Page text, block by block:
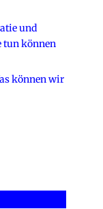
und
tun können
können wir